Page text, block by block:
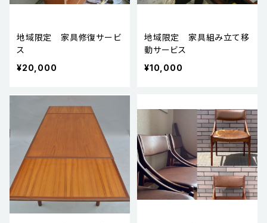
地域限定 家具修復サービ
ス
¥20,000
地域限定 家具組み立て移
動サービス
¥10,000